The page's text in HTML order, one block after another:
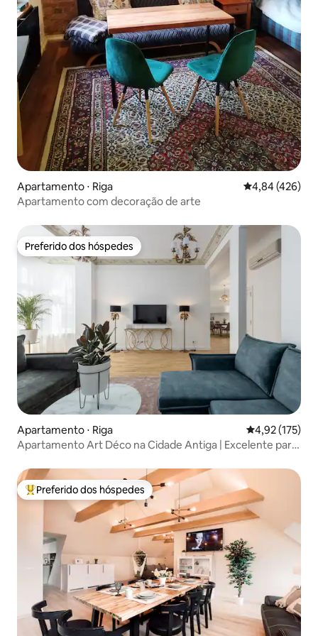
Apartamento ⋅ Riga 4,84 de uma
4,84 (426)
Apartamento com decoração de arte
Preferido dos hóspedes
Preferido dos hóspedes
Apartamento ⋅ Riga 4,92 de uma
4,92 (175)
Apartamento Art Déco na Cidade Antiga | Excelente para
Entre os melhores preferidos dos hóspedes
Preferido dos hóspedes